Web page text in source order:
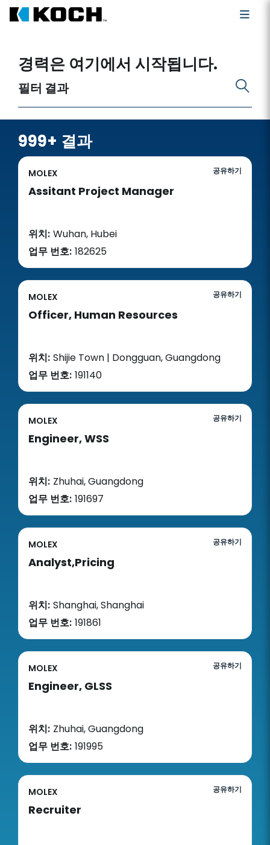
경력은 여기에서 시작됩니다.
필터 결과
999+ 결과
MOLEX 공유하기
Assitant Project Manager
위치: Wuhan, Hubei
업무 번호: 182625
MOLEX 공유하기
Officer, Human Resources
위치: Shijie Town | Dongguan, Guangdong
업무 번호: 191140
MOLEX 공유하기
Engineer, WSS
위치: Zhuhai, Guangdong
업무 번호: 191697
MOLEX 공유하기
Analyst,Pricing
위치: Shanghai, Shanghai
업무 번호: 191861
MOLEX 공유하기
Engineer, GLSS
위치: Zhuhai, Guangdong
업무 번호: 191995
MOLEX 공유하기
Recruiter